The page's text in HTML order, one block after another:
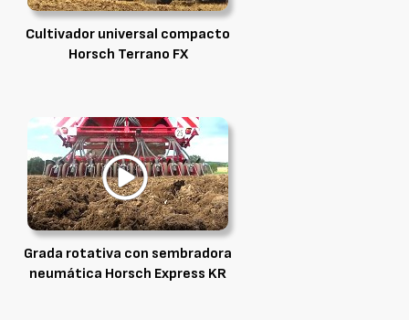
Cultivador universal compacto
Horsch Terrano FX
Grada rotativa con sembradora
neumática Horsch Express KR